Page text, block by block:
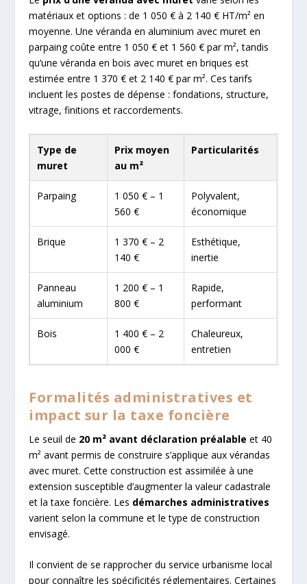
matériaux et options : de 1 050 € à 2 140 € HT/m² en
moyenne. Une véranda en aluminium avec muret en
parpaing coûte entre 1 050 € et 1 560 € par m², tandis
qu’une véranda en bois avec muret en briques est
estimée entre 1 370 € et 2 140 € par m². Ces tarifs
incluent les postes de dépense : fondations, structure,
vitrage, finitions et raccordements.
Type de
muret
Prix moyen
au m²
Particularités
Parpaing
1 050 € – 1
560 €
Polyvalent,
économique
Brique
1 370 € – 2
140 €
Esthétique,
inertie
Panneau
aluminium
1 200 € – 1
800 €
Rapide,
performant
Bois
1 400 € – 2
000 €
Chaleureux,
entretien
Formalités administratives et
impact sur la taxe foncière
Le seuil de 20 m² avant déclaration préalable et 40
m² avant permis de construire s’applique aux vérandas
avec muret. Cette construction est assimilée à une
extension susceptible d’augmenter la valeur cadastrale
et la taxe foncière. Les démarches administratives
varient selon la commune et le type de construction
envisagé.
Il convient de se rapprocher du service urbanisme local
pour connaître les spécificités réglementaires. Certaines